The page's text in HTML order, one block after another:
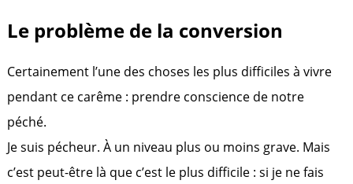
Le problème de la conversion
Certainement l’une des choses les plus difficiles à vivre
pendant ce carême : prendre conscience de notre
péché.
Je suis pécheur. À un niveau plus ou moins grave. Mais
c’est peut-être là que c’est le plus difficile : si je ne fais